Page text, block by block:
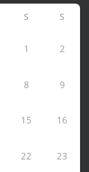
S S
1 2
8 9
15 16
22 23